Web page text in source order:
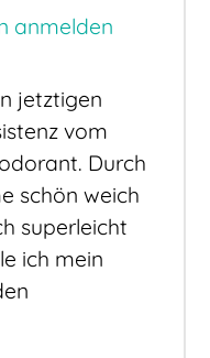
anmelden
jetztigen
vom
Durch
schön weich
superleicht
ich mein